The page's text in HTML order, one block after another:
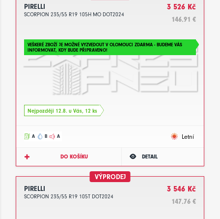
PIRELLI
SCORPION 235/55 R19 105H MO DOT2024
3 526 Kč
146.91 €
VEŠKERÉ ZBOŽÍ JE MOŽNÉ VYZVEDOUT V OLOMOUCI ZDARMA - BUDEME VÁS
INFORMOVAT, KDY BUDE PŘIPRAVENO!
Nejpozději 12.8. u Vás, 12 ks
A B A Letní
DO KOŠÍKU DETAIL
VÝPRODEJ
PIRELLI
SCORPION 235/55 R19 105T DOT2024
3 546 Kč
147.76 €